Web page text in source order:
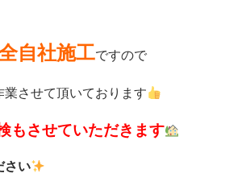
自社施工ですので
させて頂いております
もさせていただきます
さい